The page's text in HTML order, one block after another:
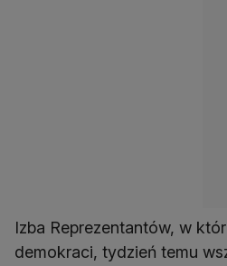
Izba Reprezentantów, w
demokraci, tydzień temu